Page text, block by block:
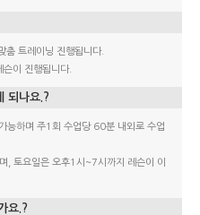
춤 트레이닝 진행됩니다.
이 진행됩니다.
되나요.?
능하며 주1회 수업당 60분 내외로 수업
, 토요일은 오후1시~7시까지 레슨이 이
요.?